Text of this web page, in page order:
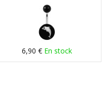
6,90 € En stock